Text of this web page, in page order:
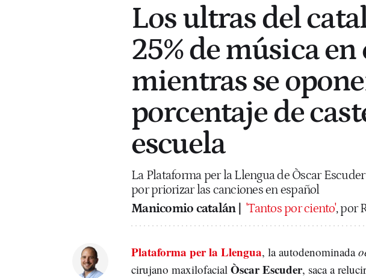
Los ultras del
25% de música en
mientras se
porcentaje de
escuela
La Plataforma per la Llengua de Òscar
por priorizar las canciones en español
Manicomio catalán |
'Tantos por ciento', por
Plataforma per la Llengua, la autodenominada
cirujano maxilofacial Òscar Escuder, saca a